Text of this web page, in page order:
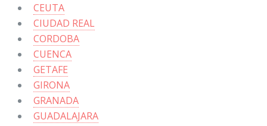
CEUTA
CIUDAD REAL
CORDOBA
CUENCA
GETAFE
GIRONA
GRANADA
GUADALAJARA